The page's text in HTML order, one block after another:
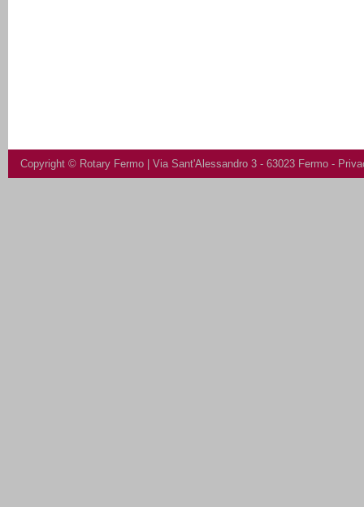
Copyright © Rotary Fermo | Via Sant'Alessandro 3 - 63023 Fermo -